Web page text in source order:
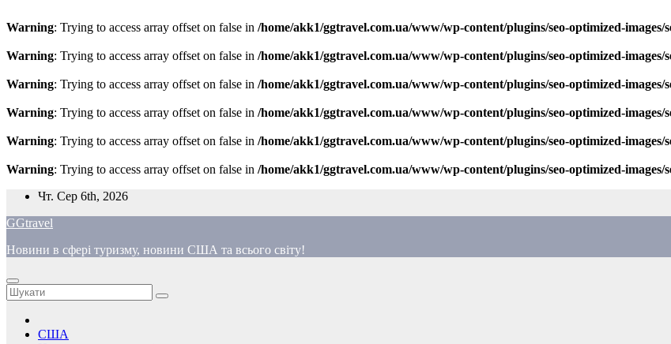
Warning: Trying to access array offset on false in /home/akk1/ggtravel.com.ua/www/wp-content/plugins/seo-optimized-images/
Warning: Trying to access array offset on false in /home/akk1/ggtravel.com.ua/www/wp-content/plugins/seo-optimized-images/
Warning: Trying to access array offset on false in /home/akk1/ggtravel.com.ua/www/wp-content/plugins/seo-optimized-images/
Warning: Trying to access array offset on false in /home/akk1/ggtravel.com.ua/www/wp-content/plugins/seo-optimized-images/
Warning: Trying to access array offset on false in /home/akk1/ggtravel.com.ua/www/wp-content/plugins/seo-optimized-images/
Warning: Trying to access array offset on false in /home/akk1/ggtravel.com.ua/www/wp-content/plugins/seo-optimized-images/
Перейти
вмісту
Чт. Сер 6th, 2026
GGtravel
Новини в сфері туризму, новини США та всього світу!
США